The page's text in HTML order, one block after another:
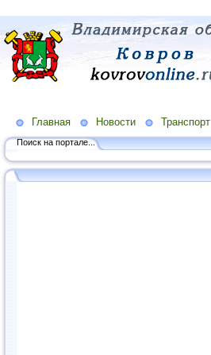
Главная Новости Транспорт
Поиск на портале...